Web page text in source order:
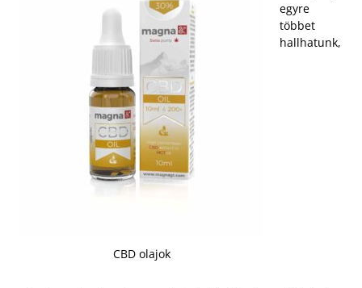
CBD olajok
egyre
többet
hallhatunk,